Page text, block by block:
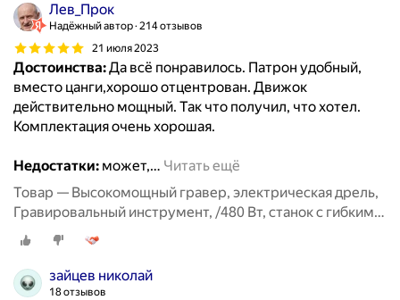
Лев_Прок
Надёжный автор 214 отзывов
21 июля 2023
Достоинства:Да всё понравилось. Патрон удобный,
вместо цанги,хорошо отцентрован. Движок
действительно мощный. Так что получил, что хотел.
Комплектация очень хорошая.
Недостатки: может,… Читать ещё
Товар — Высокомощный гравер, электрическая дрель,
Гравировальный инструмент, /480 Вт, станок с гибким
валом, 6 позиций, переменная скорость
зайцев николай
18 отзывов